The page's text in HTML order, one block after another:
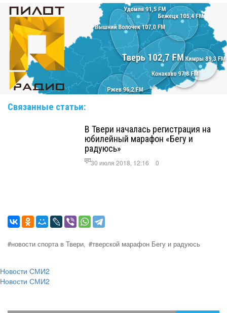
Связанные статьи:
В Твери началась регистрация на
юбилейный марафон «Бегу и
радуюсь»
30 июля 2018, 12:16 0
#новости спорта в Твери, #тверской марафон Бегу и радуюсь
Новости СМИ2
Новости СМИ2